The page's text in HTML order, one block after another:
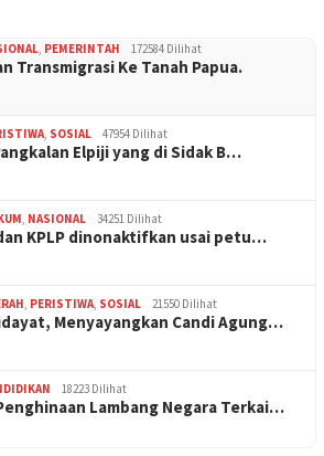
, PEMERINTAH 172584 Dilihat
Transmigrasi Ke Tanah Papua.
, SOSIAL 47954 Dilihat
Elpiji yang di Sidak B…
, NASIONAL 34251 Dilihat
KPLP dinonaktifkan usai petu…
, PERISTIWA, SOSIAL 21550 Dilihat
Menyayangkan Candi Agung…
18223 Dilihat
Lambang Negara Terkai…